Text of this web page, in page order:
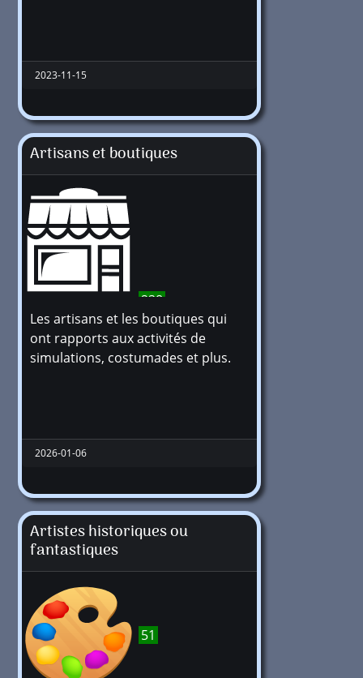
2023-11-15
Artisans et boutiques
238
Les artisans et les boutiques qui
ont rapports aux activités de
simulations, costumades et plus.
2026-01-06
Artistes historiques ou
fantastiques
51